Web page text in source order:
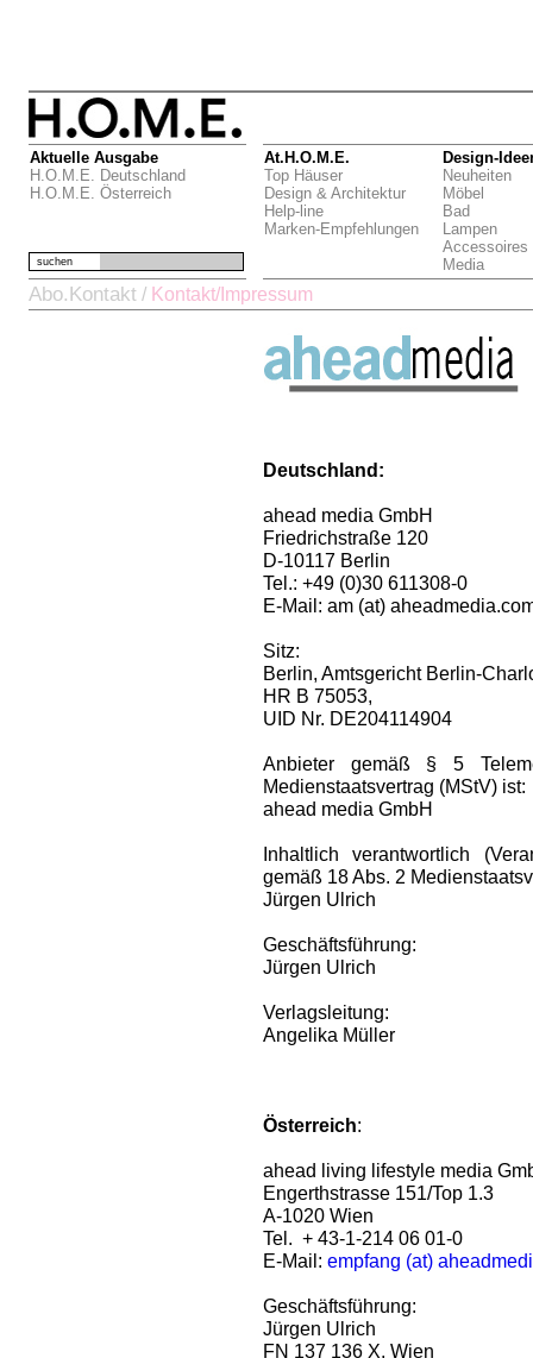
Aktuelle Ausgabe
H.O.M.E. Deutschland
H.O.M.E. Österreich
At.H.O.M.E.
Top Häuser
Design & Architektur
Help-line
Marken-Empfehlungen
Design-
Neuheiten
Möbel
Bad
Lampen
Accessoires
Media
suchen
Abo.Kontakt / Kontakt/Impressum
Deutschland:
ahead media GmbH
Friedrichstraße 120
D-10117 Berlin
Tel.: +49 (0)30 611308-0
E-Mail: am (at)
Sitz:
Berlin, Amtsgericht Berlin-
HR B 75053,
UID Nr. DE204114904
Anbieter gemäß § 5
Medienstaatsvertrag (MStV) ist:
ahead media GmbH
Inhaltlich verantwortlich
gemäß 18 Abs. 2
Jürgen Ulrich
Geschäftsführung:
Jürgen Ulrich
Verlagsleitung:
Angelika Müller
Österreich:
ahead living lifestyle media
Engerthstrasse 151/Top 1.3
A-1020 Wien
Tel. + 43-1-214 06 01-0
E-Mail: empfang (at)
Geschäftsführung:
Jürgen Ulrich
FN 137 136 X, Wien